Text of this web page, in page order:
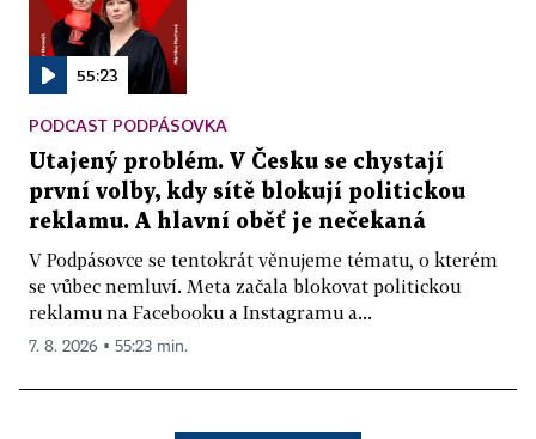
55:23
PODCAST PODPÁSOVKA
Utajený problém. V Česku se chystají
první volby, kdy sítě blokují politickou
reklamu. A hlavní oběť je nečekaná
V Podpásovce se tentokrát věnujeme tématu, o kterém
se vůbec nemluví. Meta začala blokovat politickou
reklamu na Facebooku a Instagramu a...
7. 8. 2026 ▪ 55:23 min.